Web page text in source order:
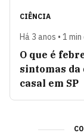
CIÊNCIA
Há 3 anos • 1
O que é
sintomas da
casal em SP